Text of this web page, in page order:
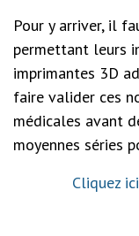
Pour y arriver, il
permettant leurs
imprimantes 3D
faire valider ces
médicales avant
moyennes séries
Cliquez